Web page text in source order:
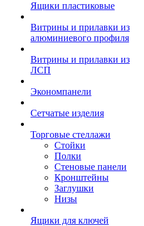
Ящики пластиковые
Витрины и прилавки из
алюминиевого профиля
Витрины и прилавки из
ЛСП
Экономпанели
Сетчатые изделия
Торговые стеллажи
Стойки
Полки
Стеновые панели
Кронштейны
Заглушки
Низы
Ящики для ключей